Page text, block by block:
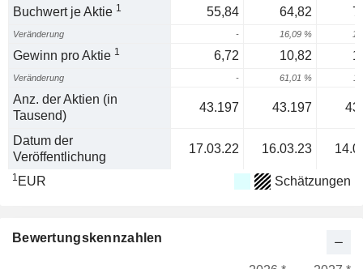
Buchwert je Aktie 1 55,84 64,82
Veränderung - 16,09 %
Gewinn pro Aktie 1 6,72 10,82
Veränderung - 61,01 %
Anz. der Aktien (in
Tausend)
43.197 43.197
Datum der
Veröffentlichung
17.03.22 16.03.23
1 EUR Schätzungen
Bewertungskennzahlen